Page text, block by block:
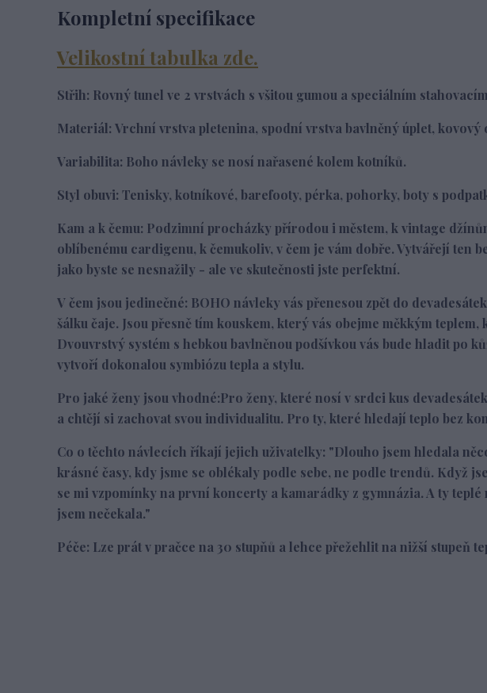
Kompletní specifikace
Velikostní tabulka zde.
Střih: Rovný tunel ve 2 vrstvách s všitou gumou a speciálním
Materiál: Vrchní vrstva pletenina, spodní vrstva bavlněný úplet, kovový
Variabilita: Boho návleky se nosí nařasené kolem kotníků.
Styl obuvi: Tenisky, kotníkové, barefooty, pérka, pohorky, boty s
Kam a k čemu: Podzimní procházky přírodou i městem, k vintage
oblíbenému cardigenu, k čemukoliv, v čem je vám dobře. Vytvářejí ten
jako byste se nesnažily - ale ve skutečnosti jste perfektní.
V čem jsou jedinečné: BOHO návleky vás přenesou zpět do
šálku čaje. Jsou přesně tím kouskem, který vás obejme měkkým
Dvouvrstvý systém s hebkou bavlněnou podšívkou vás bude hladit po
vytvoří dokonalou symbiózu tepla a stylu.
Pro jaké ženy jsou vhodné:Pro ženy, které nosí v srdci kus
a chtějí si zachovat svou individualitu. Pro ty, které hledají teplo bez
Co o těchto návlecích říkají jejich uživatelky: "Dlouho jsem hledala
krásné časy, kdy jsme se oblékaly podle sebe, ne podle trendů. Když
se mi vzpomínky na první koncerty a kamarádky z gymnázia. A ty
jsem nečekala."
Péče: Lze prát v pračce na 30 stupňů a lehce přežehlit na nižší stupeň